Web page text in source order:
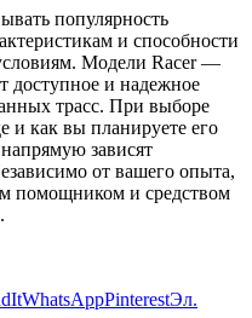
популярность
и способности
Модели Racer —
доступное и надежное
трасс. При выборе
и как вы планируете его
зависят
от вашего опыта,
помощником и средством
WhatsAppPinterestЭл.